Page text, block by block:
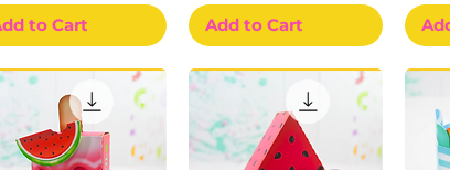
to Cart Add to Cart